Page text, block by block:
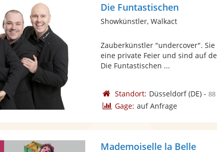
Die Funtastischen
Showkünstler, Walkact
Zauberkünstler "undercover".
eine private Feier und sind auf
Die Funtastischen ...
Standort: Düsseldorf(DE)-
Gage: auf Anfrage
Mademoiselle la Belle